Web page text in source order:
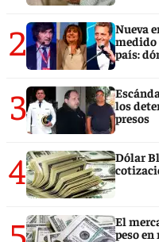
2
Nueva
medido
país:
3
los
presos
4
Dólar
El
peso